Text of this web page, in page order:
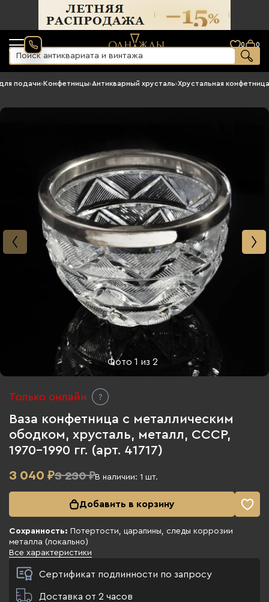
0 0
подачи›Конфетницы›Антикварный хрусталь›Хрустальная
Фото1 из2
Только онлайн
Ваза конфетница с металлическим
ободком, хрусталь, металл, СССР,
1970-1990 гг. (арт. 41717)
3 040 ₽3 230 ₽В наличии: 1 шт.
Добавить в корзину
Сохранность: Потертости, царапины, следы коррозии
металла (локально)
Все характеристики
Сертификат подлинности по запросу
Доставка от 2 часов